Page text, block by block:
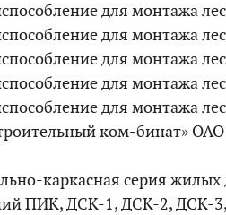
для монтажа
для монтажа
для монтажа
для монтажа
для монтажа
ком-бинат»
каркасная серия
ПИК, ДСК-1, ДСК-2, ДСК-3,